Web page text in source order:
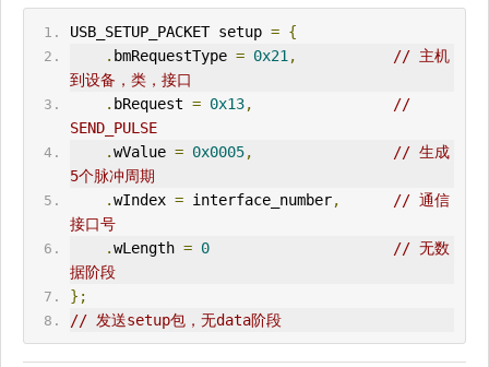
USB_ SETUP_PACKET setup = {
. bmRequestType = 0x21 ,
// 主机
到设备，类，接口
. bRequest = 0x13,
//
SEND_PULSE
.wValue = 0x0005,
// 生成
5个脉冲周期
.wIndex = interface_number,
// 通信
接口号
.wLength = 0
// 无数
据阶段
};
// 发送setup包，无data阶段